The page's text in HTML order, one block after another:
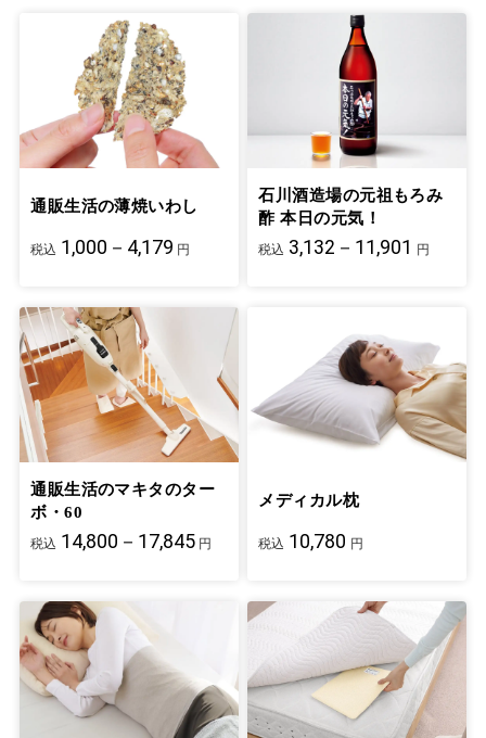
通販生活の薄焼いわし
税込 1,000－4,179 円
石川酒造場の元祖もろみ
酢 本日の元気！
税込 3,132－11,901 円
通販生活のマキタのター
ボ・60
税込 14,800－17,845 円
メディカル枕
税込 10,780 円